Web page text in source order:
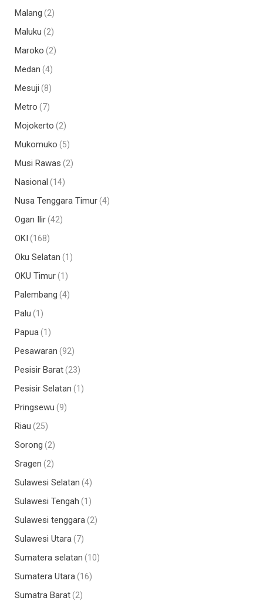
Malang (2)
Maluku (2)
Maroko (2)
Medan (4)
Mesuji (8)
Metro (7)
Mojokerto (2)
Mukomuko (5)
Musi Rawas (2)
Nasional (14)
Nusa Tenggara Timur(4)
Ogan Ilir(42)
OKI (168)
Oku Selatan (1)
OKU Timur(1)
Palembang (4)
Palu (1)
Papua(1)
Pesawaran (92)
Pesisir Barat(23)
Pesisir Selatan (1)
Pringsewu (9)
Riau (25)
Sorong (2)
Sragen (2)
Sulawesi Selatan (4)
Sulawesi Tengah (1)
Sulawesi tenggara(2)
Sulawesi Utara(7)
Sumatera selatan (10)
Sumatera Utara(16)
Sumatra Barat(2)